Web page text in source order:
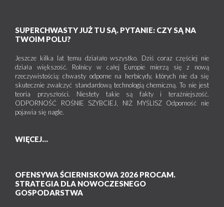
SUPERCHWASTY JUŻ TU SĄ. PYTANIE: CZY SĄ NA
TWOIM POLU?
Jeszcze kilka lat temu działało wszystko. Dziś coraz częściej nie
działa większość. Rolnicy w całej Europie mierzą się z nową
rzeczywistością: chwasty odporne na herbicydy, których nie da się
skutecznie zwalczyć standardową technologią chemiczną. To nie jest
teoria przyszłości. Niestety takie są fakty i teraźniejszość.
ODPORNOŚĆ ROŚNIE SZYBCIEJ, NIŻ MYŚLISZ Odporność nie
pojawia się nagle.
WIĘCEJ...
OFENSYWA ŚCIERNISKOWA 2026 PROCAM.
STRATEGIA DLA NOWOCZESNEGO
GOSPODARSTWA